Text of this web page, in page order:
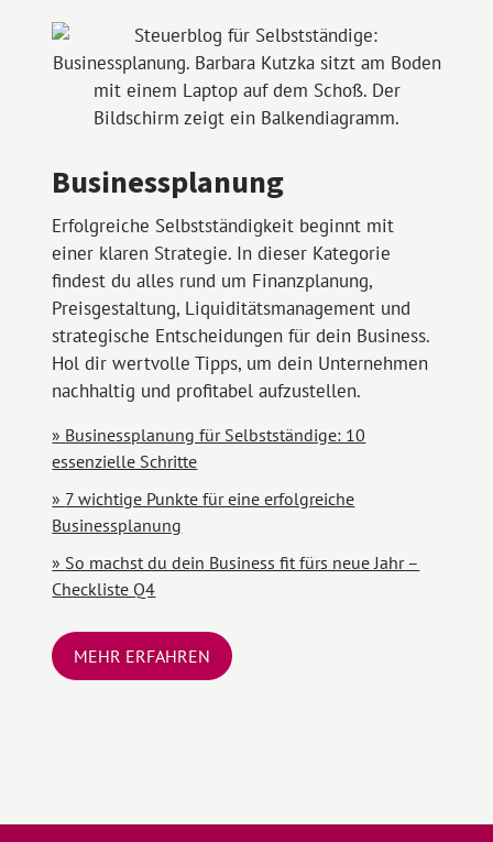
Businessplanung
Erfolgreiche Selbstständigkeit beginnt mit
einer klaren Strategie. In dieser Kategorie
findest du alles rund um Finanzplanung,
Preisgestaltung, Liquiditätsmanagement und
strategische Entscheidungen für dein Business.
Hol dir wertvolle Tipps, um dein Unternehmen
nachhaltig und profitabel aufzustellen.
Businessplanung für Selbstständige: 10
essenzielle Schritte
7 wichtige Punkte für eine erfolgreiche
Businessplanung
So machst du dein Business fit fürs neue Jahr –
Checkliste Q4
MEHR ERFAHREN